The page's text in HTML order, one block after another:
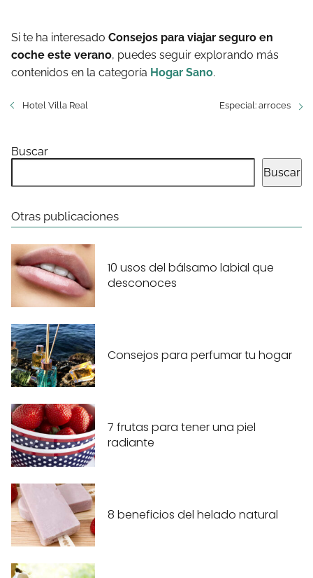
Si te ha interesado Consejos para viajar seguro en
coche este verano, puedes seguir explorando más
contenidos en la categoría Hogar Sano.
Hotel Villa Real Especial: arroces
Buscar
Buscar
Otras publicaciones
10 usos del bálsamo labial que
desconoces
Consejos para perfumar tu hogar
7 frutas para tener una piel
radiante
8 beneficios del helado natural